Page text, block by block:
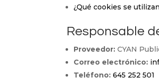
¿Qué cookies se
Responsable
Proveedor:CYAN
Correo electrónico:
Teléfono:645 252 501